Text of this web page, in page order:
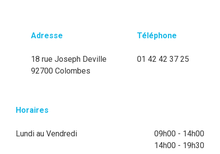
Adresse
18 rue Joseph Deville
92700 Colombes
Téléphone
01 42 42 37 25
Horaires
Lundi au Vendredi
09h00 - 14h00
14h00 - 19h30